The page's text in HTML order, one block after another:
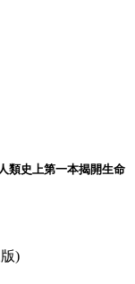
類史上第一本揭開生命
)